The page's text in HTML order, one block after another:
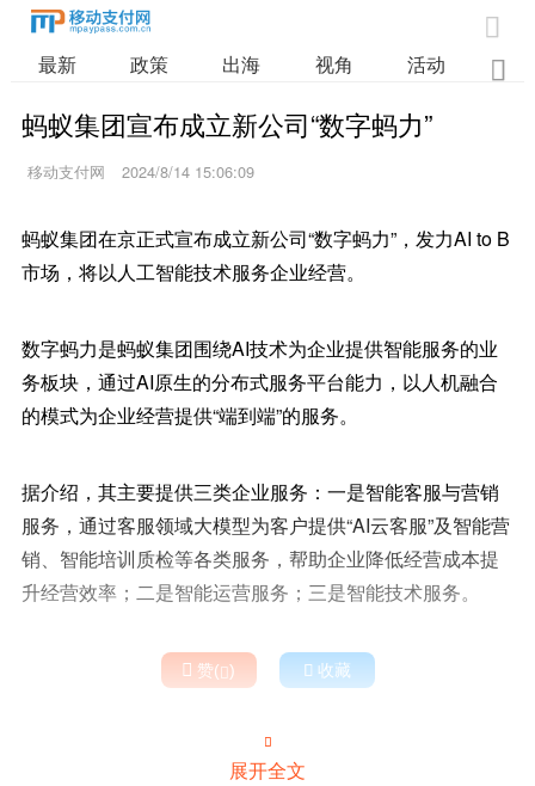

最新 政策 出海 视角 活动 业

蚂蚁集团宣布成立新公司“数字蚂力”
移动支付网 2024/8/14 15:06:09
蚂蚁集团在京正式宣布成立新公司“数字蚂力”，发力AI to B
市场，将以人工智能技术服务企业经营。
数字蚂力是蚂蚁集团围绕AI技术为企业提供智能服务的业
务板块，通过AI原生的分布式服务平台能力，以人机融合
的模式为企业经营提供“端到端”的服务。
据介绍，其主要提供三类企业服务：一是智能客服与营销
服务，通过客服领域大模型为客户提供“AI云客服”及智能营
销、智能培训质检等各类服务，帮助企业降低经营成本提
升经营效率；二是智能运营服务；三是智能技术服务。
 赞()  收藏

展开全文